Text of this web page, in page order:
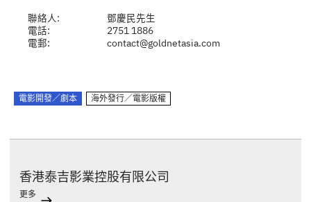
聯絡人:
鄧慶民先生
電話:
2751 1886
電郵:
contact@goldnetasia.com
電影開發／劇本 海外發行／電影版權
香港泰吉影業控股有限公司
更多